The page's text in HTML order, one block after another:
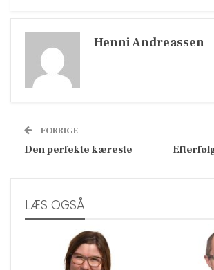
Henni Andreassen
FORRIGE
Den perfekte kæreste
LÆS OGSÅ